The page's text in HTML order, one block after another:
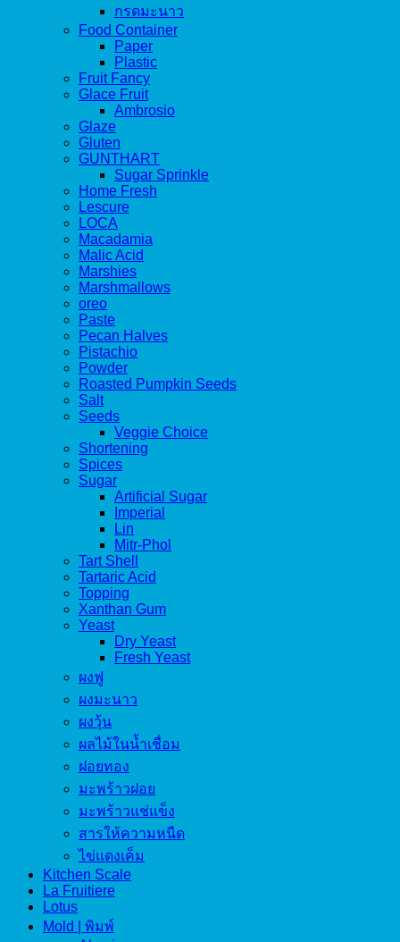
กรดมะนาว
Food Container
Paper
Plastic
Fruit Fancy
Glace Fruit
Ambrosio
Glaze
Gluten
GUNTHART
Sugar Sprinkle
Home Fresh
Lescure
LOCA
Macadamia
Malic Acid
Marshies
Marshmallows
oreo
Paste
Pecan Halves
Pistachio
Powder
Roasted Pumpkin Seeds
Salt
Seeds
Veggie Choice
Shortening
Spices
Sugar
Artificial Sugar
Imperial
Lin
Mitr-Phol
Tart Shell
Tartaric Acid
Topping
Xanthan Gum
Yeast
Dry Yeast
Fresh Yeast
ผงฟู
ผงมะนาว
ผงวุ้น
ผลไม้ในน้ำเชื่อม
ฝอยทอง
มะพร้าวฝอย
มะพร้าวแช่แข็ง
สารให้ความหนืด
ไข่แดงเค็ม
Kitchen Scale
La Fruitiere
Lotus
Mold | พิมพ์